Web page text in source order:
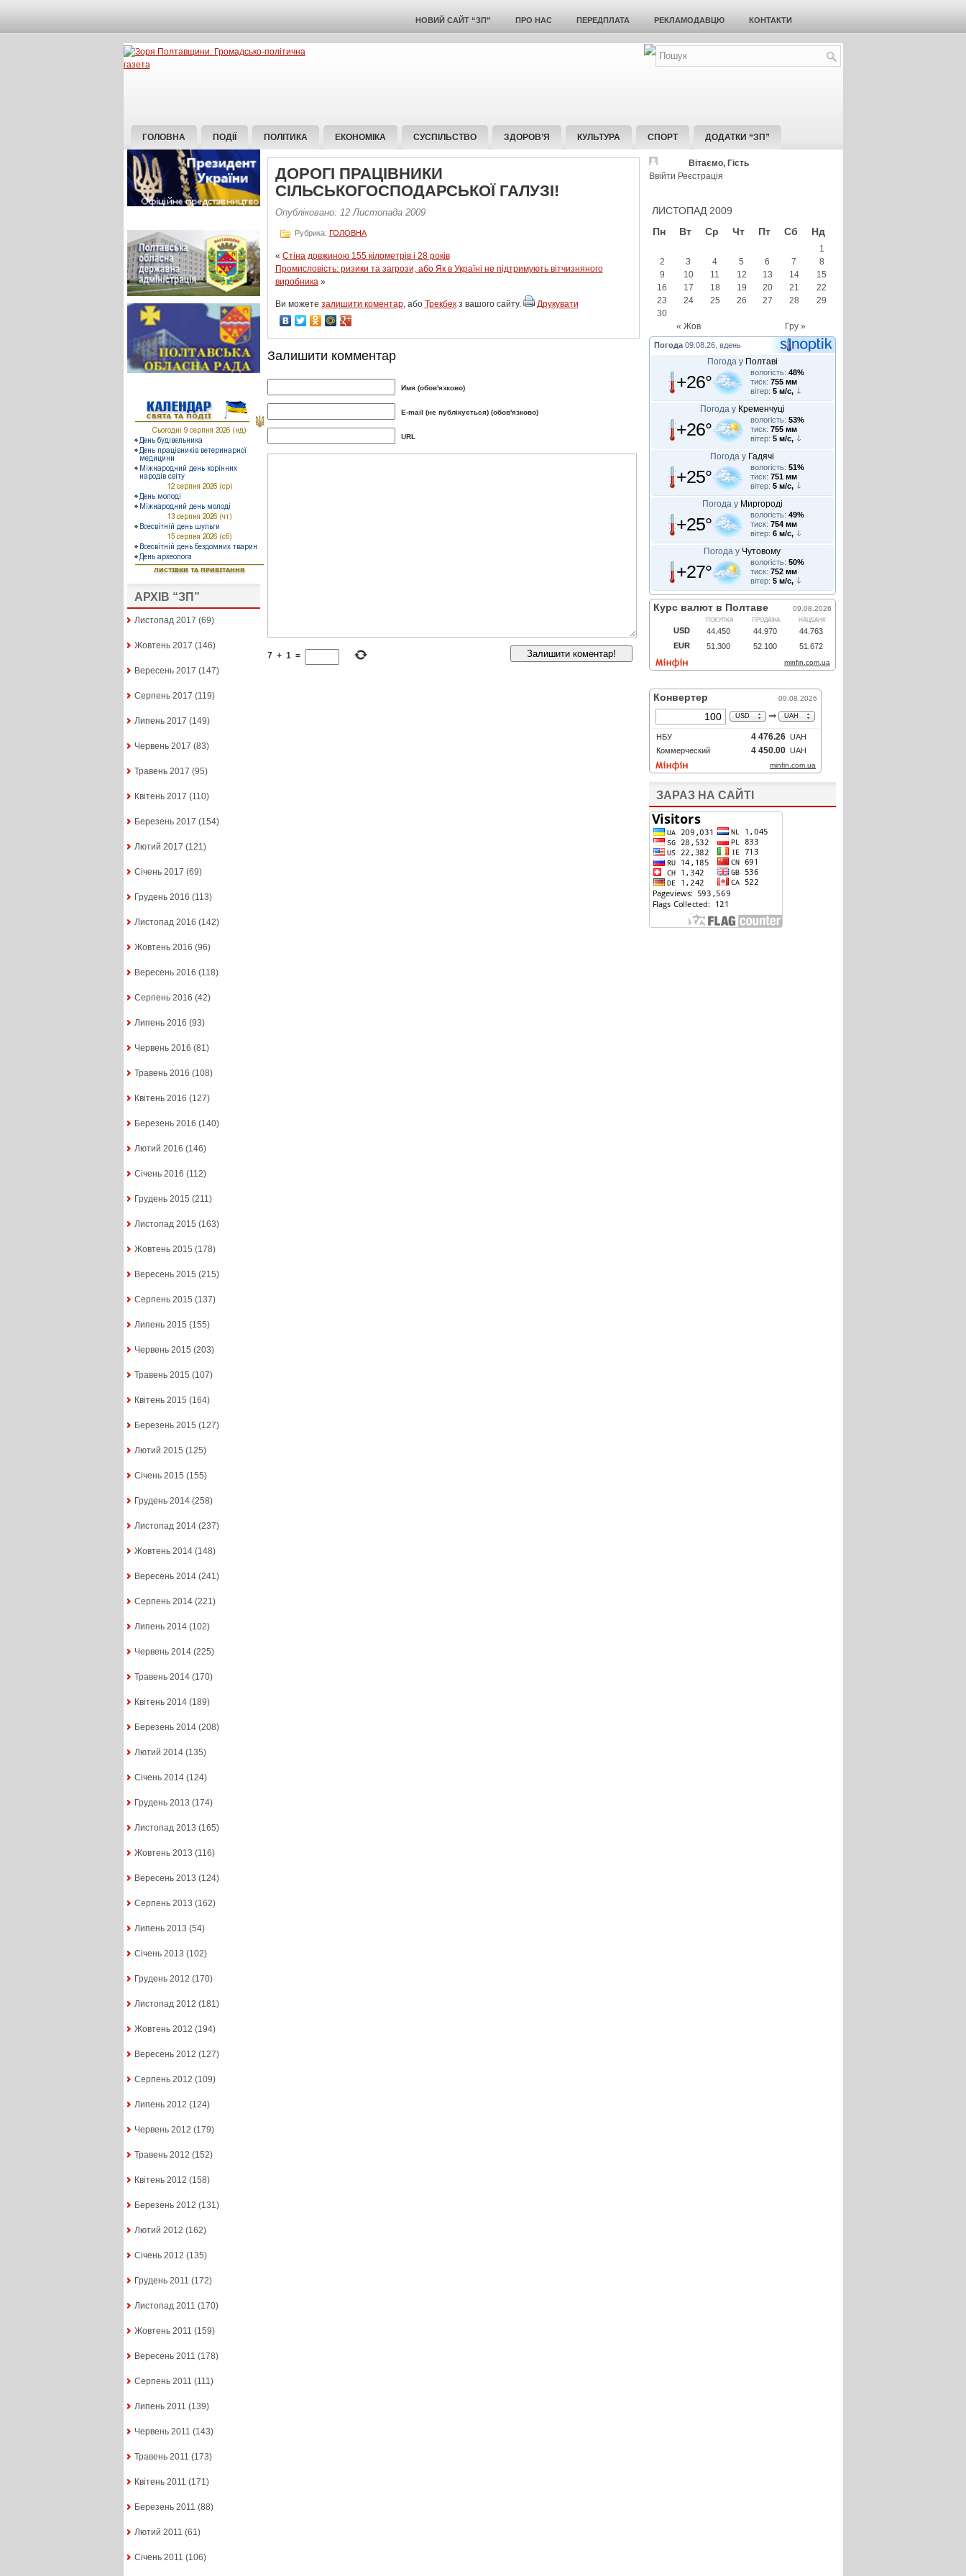
НОВИЙ САЙТ “ЗП” ПРО НАС ПЕРЕДПЛАТА РЕКЛАМОДАВЦЮ КОНТАКТИ
ГОЛОВНА ПОДІЇ ПОЛІТИКА ЕКОНОМІКА СУСПІЛЬСТВО ЗДОРОВ’Я КУЛЬТУРА СПОРТ ДОДАТКИ “ЗП”
АРХІВ “ЗП”
Листопад 2017 (69)
Жовтень 2017 (146)
Вересень 2017 (147)
Серпень 2017 (119)
Липень 2017 (149)
Червень 2017 (83)
Травень 2017 (95)
Квітень 2017 (110)
Березень 2017 (154)
Лютий 2017 (121)
Січень 2017 (69)
Грудень 2016 (113)
Листопад 2016 (142)
Жовтень 2016 (96)
Вересень 2016 (118)
Серпень 2016 (42)
Липень 2016 (93)
Червень 2016 (81)
Травень 2016 (108)
Квітень 2016 (127)
Березень 2016 (140)
Лютий 2016 (146)
Січень 2016 (112)
Грудень 2015 (211)
Листопад 2015 (163)
Жовтень 2015 (178)
Вересень 2015 (215)
Серпень 2015 (137)
Липень 2015 (155)
Червень 2015 (203)
Травень 2015 (107)
Квітень 2015 (164)
Березень 2015 (127)
Лютий 2015 (125)
Січень 2015 (155)
Грудень 2014(258)
Листопад 2014(237)
Жовтень 2014(148)
Вересень 2014(241)
Серпень 2014(221)
Липень 2014(102)
Червень 2014(225)
Травень 2014(170)
Квітень 2014(189)
Березень 2014(208)
Лютий 2014(135)
Січень 2014(124)
Грудень 2013 (174)
Листопад 2013 (165)
Жовтень 2013 (116)
Вересень 2013 (124)
Серпень 2013 (162)
Липень 2013 (54)
Січень 2013 (102)
Грудень 2012 (170)
Листопад 2012 (181)
Жовтень 2012 (194)
Вересень 2012 (127)
Серпень 2012 (109)
Липень 2012 (124)
Червень 2012 (179)
Травень 2012 (152)
Квітень 2012 (158)
Березень 2012 (131)
Лютий 2012 (162)
Січень 2012 (135)
Грудень 2011 (172)
Листопад 2011 (170)
Жовтень 2011 (159)
Вересень 2011 (178)
Серпень 2011 (111)
Липень 2011 (139)
Червень 2011 (143)
Травень 2011 (173)
Квітень 2011 (171)
Березень 2011 (88)
Лютий 2011 (61)
Січень 2011 (106)
ДОРОГІ ПРАЦІВНИКИ
СІЛЬСЬКОГОСПОДАРСЬКОЇ ГАЛУЗІ!
Опубліковано: 12 Листопада 2009
Рубрика: ГОЛОВНА
« Стіна довжиною 155 кілометрів і 28 років
Промисловість: ризики та загрози, або Як в Україні не підтримують вітчизняного
виробника»
Ви можете залишити коментар, або Трекбекз вашого сайту. Друкувати
Залишити комментар
Имя (обов'язково)
E-mail (не публікується) (обов'язково)
URL
7 + 1 =
Вітаємо, Гість
Ввійти Реєстрація
ЛИСТОПАД 2009
Пн
Вт Ср Чт Пт Сб Нд
« Жов Гру »
1
2
3 4 5 6 7
8
9
10 11 12 13 14
15
16
17 18 19 20 21
22
23
24 25 26 27 28
29
30
Погода 09.08.26, вдень
Погода у Полтаві
+26° вологість: 48%
тиск: 755 мм
вітер: 5 м/с,
Погода у Кременчуці
+26° вологість: 53%
тиск: 755 мм
вітер: 5 м/с,
Погода у Гадячі
+25° вологість: 51%
тиск: 751 мм
вітер: 5 м/с,
Погода у Миргороді
+25° вологість: 49%
тиск: 754 мм
вітер: 6 м/с,
Погода у Чутовому
+27° вологість: 50%
тиск: 752 мм
вітер: 5 м/с,
ЗАРАЗ НА САЙТІ